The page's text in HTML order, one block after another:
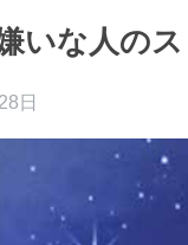
いな人の
日